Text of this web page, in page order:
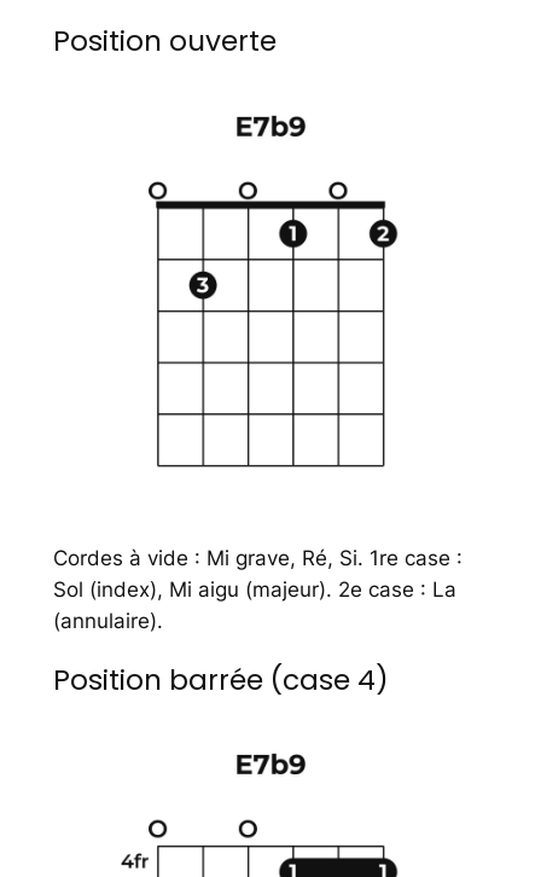
Position ouverte
Cordes à vide : Mi grave, Ré, Si. 1re case :
Sol (index), Mi aigu (majeur). 2e case : La
(annulaire).
Position barrée (case 4)